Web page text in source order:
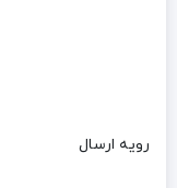
رویه ارسال